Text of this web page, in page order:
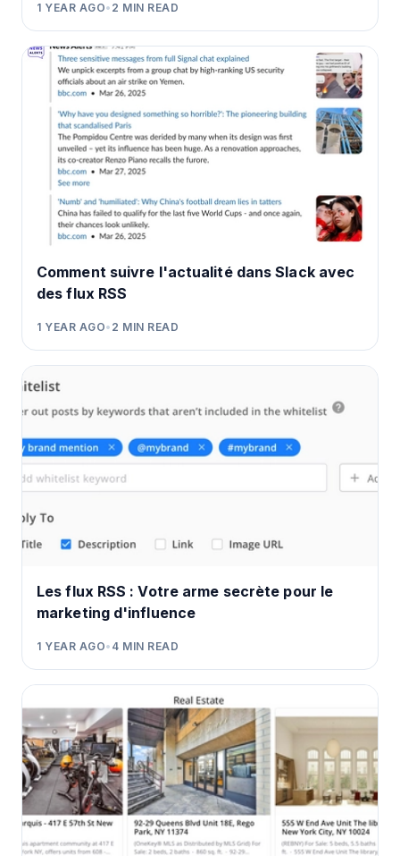
1 YEAR AGO• 2 MIN READ
Comment suivre l'actualité dans Slack avec
des flux RSS
1 YEAR AGO• 2 MIN READ
Les flux RSS : Votre arme secrète pour le
marketing d'influence
1 YEAR AGO• 4 MIN READ